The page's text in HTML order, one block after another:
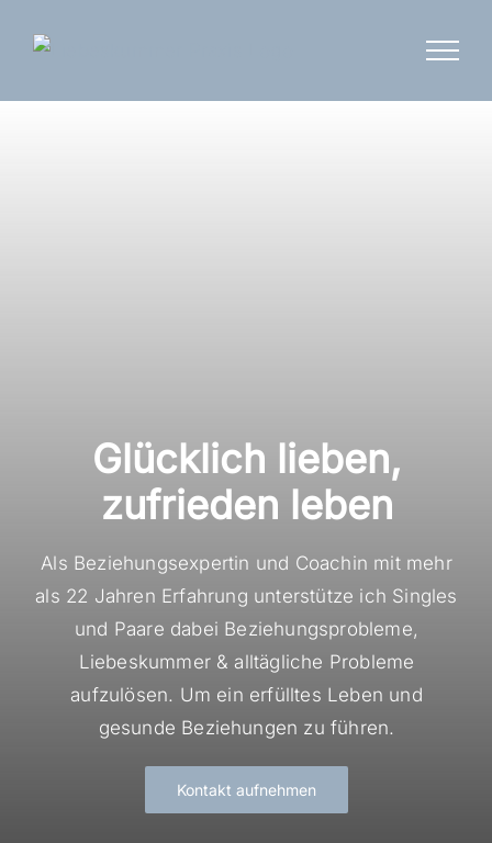
Inhalt
Glücklich lieben,
zufrieden leben
Als Beziehungsexpertin und Coachin mit mehr
als 22 Jahren Erfahrung unterstütze ich Singles
und Paare dabei Beziehungsprobleme,
Liebeskummer & alltägliche Probleme
aufzulösen. Um ein erfülltes Leben und
gesunde Beziehungen zu führen.
Kontakt aufnehmen